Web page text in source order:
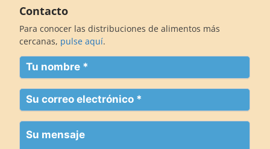
Contacto
Para conocer las distribuciones de alimentos más
cercanas, pulse aquí.
Su
nombre
(Obligatorio)
Su
correo
electrónico
(Obligatorio)
Su
mensaje